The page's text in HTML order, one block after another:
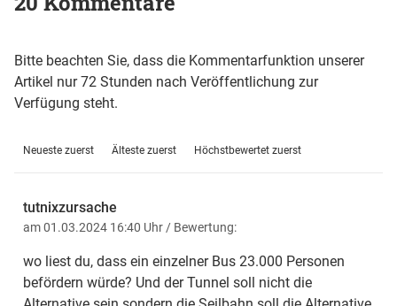
Bitte beachten Sie, dass die Kommentarfunktion unserer
Artikel nur 72 Stunden nach Veröffentlichung zur
Verfügung steht.
Neueste zuerst Älteste zuerst Höchstbewertet zuerst
tutnixzursache
am 01.03.2024 16:40 Uhr / Bewertung:
wo liest du, dass ein einzelner Bus 23.000 Personen
befördern würde? Und der Tunnel soll nicht die